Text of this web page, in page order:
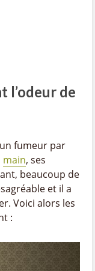
l’odeur de
fumeur par
main, ses
beaucoup de
et il a
Voici alors les
: